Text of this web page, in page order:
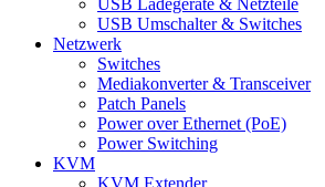
USB Ladegeräte & Netzteile
USB Umschalter & Switches
Netzwerk
Switches
Mediakonverter & Transceiver
Patch Panels
Power over Ethernet (PoE)
Power Switching
KVM
KVM Extender